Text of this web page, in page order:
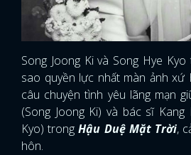
Song Joong Ki và Song Hye
sao quyền lực nhất màn ảnh xứ
câu chuyện tình yêu lãng mạn
(Song Joong Ki) và bác sĩ
Kyo) trongHậu Duệ Mặt Trời,
hôn.